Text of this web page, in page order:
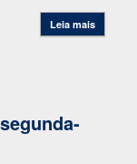
Leia mais